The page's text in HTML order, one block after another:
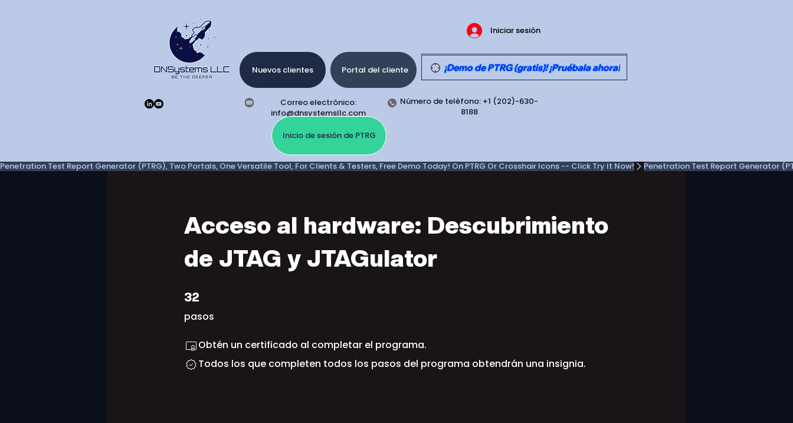
Iniciar sesión
Nuevos clientes Portal del cliente ¡Demo de PTRG (gratis)! ¡Pruébala ahora!
Correo electrónico:
info@dnsystemsllc.com
Inicio de sesión de PTRG
Número de teléfono: +1 (202)-630-
8188
Acceso al hardware: Descubrimiento
de JTAG y JTAGulator
32
pasos
32 pasos
Obtén un certificado al completar el programa.
Todos los que completen todos los pasos del programa obtendrán una insignia.
Penetration Test Report Generator (PTRG), Two Portals, One Versatile Tool, For Clients & Testers, Free Demo Today! On PTRG Or Crosshair Icons -- Click Try It Now!